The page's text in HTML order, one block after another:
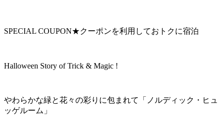
SPECIAL COUPON★クーポンを利用しておトクに宿泊
Halloween Story of Trick & Magic !
やわらかな緑と花々の彩りに包まれて「ノルディック・ヒュ
ッゲルーム」